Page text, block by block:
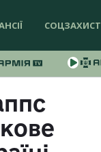
СОЦЗАХИСТ